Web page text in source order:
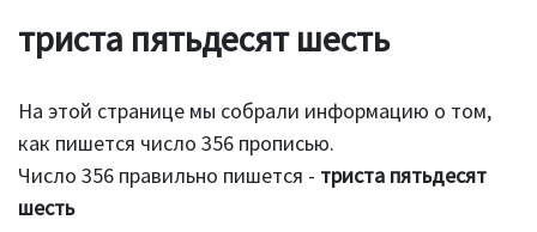
триста пятьдесят шесть
На этой странице мы собрали информацию о том,
как пишется число 356 прописью.
Число 356 правильно пишется - триста пятьдесят
шесть